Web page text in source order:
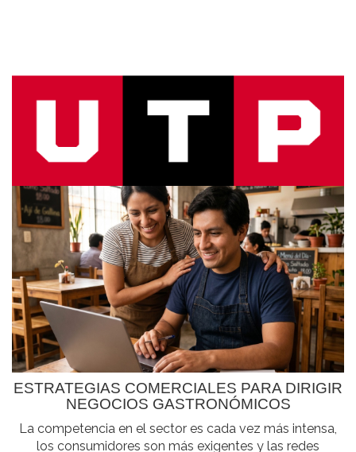
ESTRATEGIAS COMERCIALES PARA DIRIGIR
NEGOCIOS GASTRONÓMICOS
La competencia en el sector es cada vez más intensa,
los consumidores son más exigentes y las redes